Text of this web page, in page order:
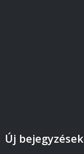
Új bejegyzések